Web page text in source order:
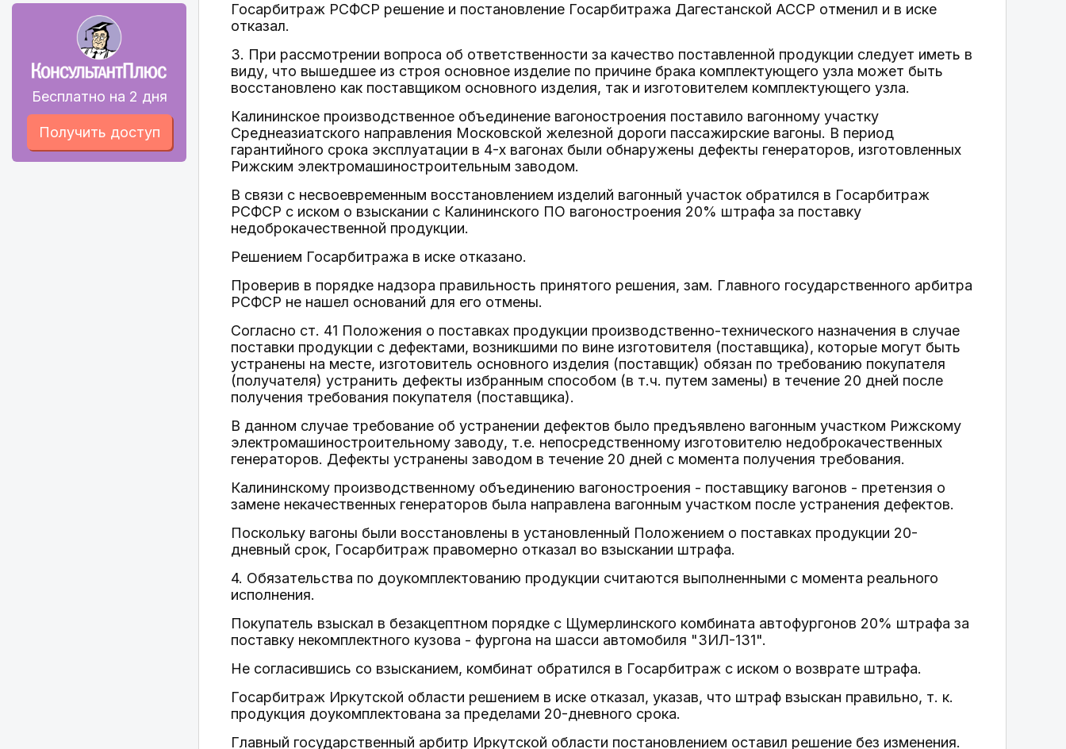
Бесплатно на 2 дня
Получить доступ
Госарбитраж РСФСР решение и постановление Госарбитража Дагестанской АССР отменил и в иске
отказал.
3. При рассмотрении вопроса об ответственности за качество поставленной продукции следует иметь в
виду, что вышедшее из строя основное изделие по причине брака комплектующего узла может быть
восстановлено как поставщиком основного изделия, так и изготовителем комплектующего узла.
Калининское производственное объединение вагоностроения поставило вагонному участку
Среднеазиатского направления Московской железной дороги пассажирские вагоны. В период
гарантийного срока эксплуатации в 4-х вагонах были обнаружены дефекты генераторов, изготовленных
Рижским электромашиностроительным заводом.
В связи с несвоевременным восстановлением изделий вагонный участок обратился в Госарбитраж
РСФСР с иском о взыскании с Калининского ПО вагоностроения 20% штрафа за поставку
недоброкачественной продукции.
Решением Госарбитража в иске отказано.
Проверив в порядке надзора правильность принятого решения, зам. Главного государственного арбитра
РСФСР не нашел оснований для его отмены.
Согласно ст. 41 Положения о поставках продукции производственно-технического назначения в случае
поставки продукции с дефектами, возникшими по вине изготовителя (поставщика), которые могут быть
устранены на месте, изготовитель основного изделия (поставщик) обязан по требованию покупателя
(получателя) устранить дефекты избранным способом (в т.ч. путем замены) в течение 20 дней после
получения требования покупателя (поставщика).
В данном случае требование об устранении дефектов было предъявлено вагонным участком Рижскому
электромашиностроительному заводу, т.е. непосредственному изготовителю недоброкачественных
генераторов. Дефекты устранены заводом в течение 20 дней с момента получения требования.
Калининскому производственному объединению вагоностроения - поставщику вагонов - претензия о
замене некачественных генераторов была направлена вагонным участком после устранения дефектов.
Поскольку вагоны были восстановлены в установленный Положением о поставках продукции 20-
дневный срок, Госарбитраж правомерно отказал во взыскании штрафа.
4. Обязательства по доукомплектованию продукции считаются выполненными с момента реального
исполнения.
Покупатель взыскал в безакцептном порядке с Щумерлинского комбината автофургонов 20% штрафа за
поставку некомплектного кузова - фургона на шасси автомобиля "ЗИЛ-131".
Не согласившись со взысканием, комбинат обратился в Госарбитраж с иском о возврате штрафа.
Госарбитраж Иркутской области решением в иске отказал, указав, что штраф взыскан правильно, т. к.
продукция доукомплектована за пределами 20-дневного срока.
Главный государственный арбитр Иркутской области постановлением оставил решение без изменения.